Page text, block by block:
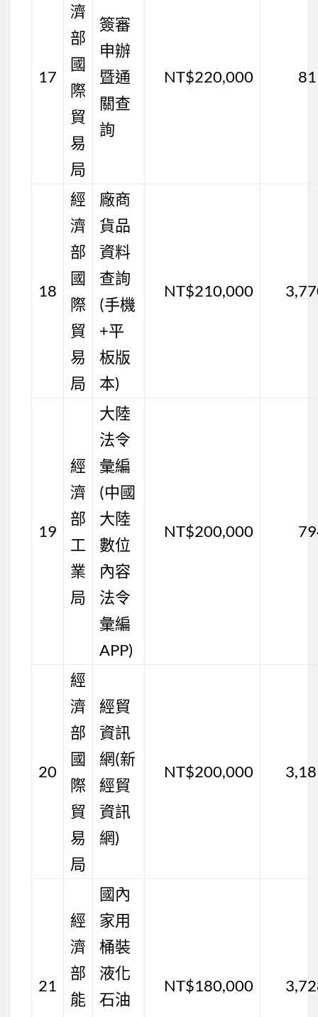
17
濟
部
國
際
貿
易
局
簽審
申辦
暨通
關查
詢
NT$220,000
18
經
濟
部
國
際
貿
易
局
廠商
貨品
資料
查詢
(手機
+平
板版
本)
NT$210,000
19
經
濟
部
工
業
局
大陸
法令
彙編
(中國
大陸
數位
內容
法令
彙編
APP)
NT$200,000
20
經
濟
部
國
際
貿
易
局
經貿
資訊
網(新
經貿
資訊
網)
NT$200,000
21
經
濟
部
能
國內
家用
桶裝
液化
石油
NT$180,000